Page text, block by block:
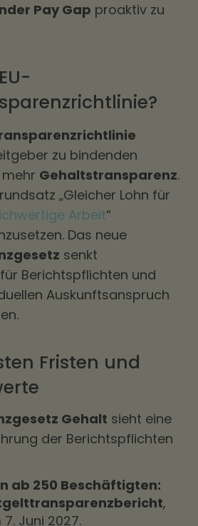
Pay Gap proaktiv zu
zu bindenden
Gehaltstransparenz.
„Gleicher Lohn für
Arbeit“
Das neue
senkt
Berichtspflichten und
Auskunftsanspruch
Fristen und
Gehalt sieht eine
der Berichtspflichten
ab 250 Beschäftigten:
,
Juni 2027.